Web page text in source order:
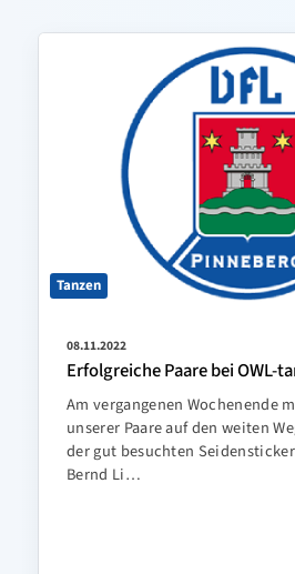
Tanzen
08.11.2022
Erfolgreiche Paare bei OWL-
Am vergangenen Wochenende
unserer Paare auf den weiten
der gut besuchten
Bernd Li…